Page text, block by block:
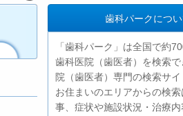
歯科パークにつ
「歯科パーク」は全国で約
歯科医院（歯医者）を検索
院（歯医者）専門の検索サイ
お住まいのエリアからの検
事、症状や施設状況・治療内